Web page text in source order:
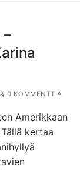
0 KOMMENTTIA
Amerikkaan
kertaa